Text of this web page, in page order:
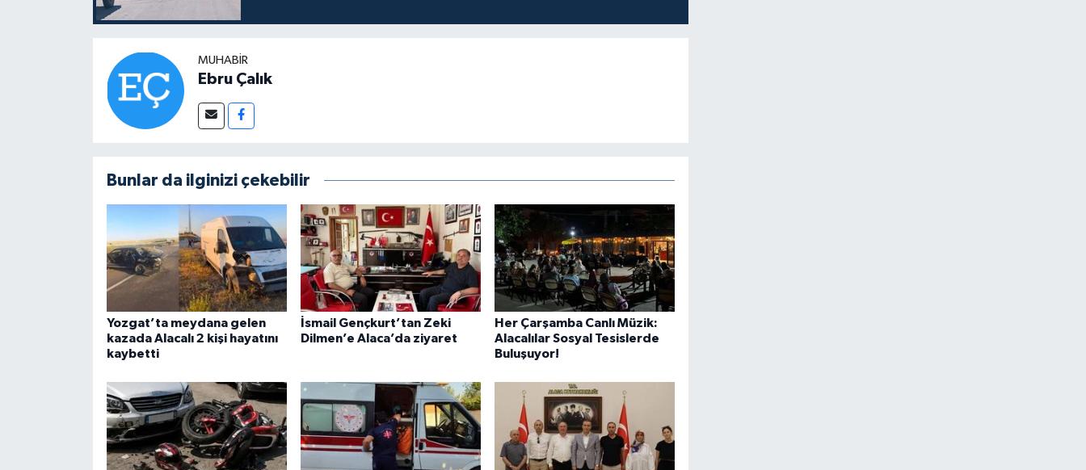
MUHABIR
Ebru Çalık
Bunlar da ilginizi çekebilir
Yozgat’ta meydana gelen
kazada Alacalı 2 kişi hayatını
kaybetti
İsmail Gençkurt’tan Zeki
Dilmen’e Alaca’da ziyaret
Her Çarşamba Canlı Müzik:
Alacalılar Sosyal Tesislerde
Buluşuyor!